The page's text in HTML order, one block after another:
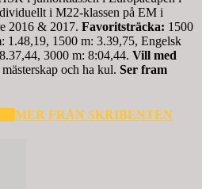
i M22-klassen på EM i
2016 & 2017. Favoritsträcka: 1500
1.48,19, 1500 m: 3.39,75, Engelsk
3000 m: 8:04,44. Vill med
och ha kul. Ser fram
MER FRÅN SKRIBENTEN